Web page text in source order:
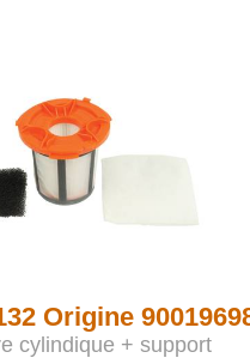
Origine
cylindique + support